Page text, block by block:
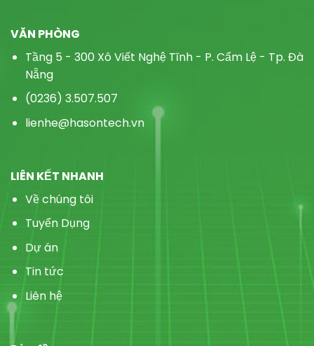
VĂN PHÒNG
Tầng 5 - 300 Xô Viết Nghệ Tĩnh - P. Cẩm Lệ - Tp. Đà
Nẵng
(0236) 3.507.507
lienhe@hasontech.vn
LIÊN KẾT NHANH
Về chúng tôi
Tuyển Dụng
Dự án
Tin tức
Liên hệ